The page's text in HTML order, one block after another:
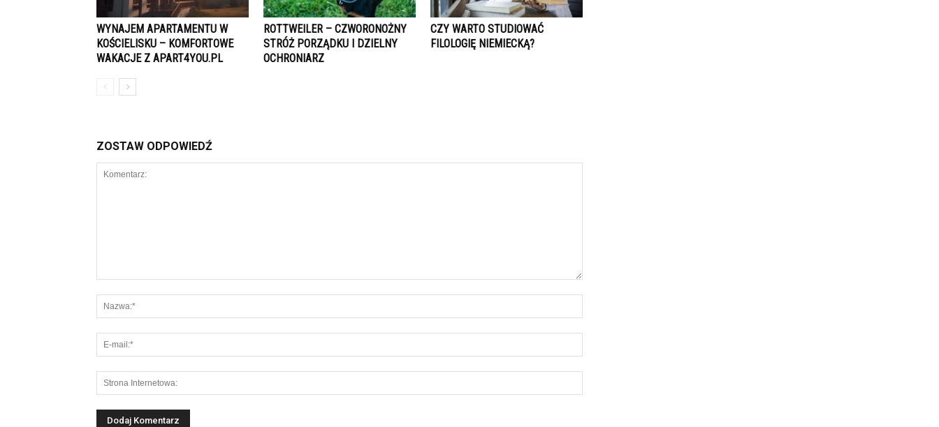
WYNAJEM APARTAMENTU W
KOŚCIELISKU – KOMFORTOWE
WAKACJE Z APART4YOU.PL
ROTTWEILER – CZWORONOŻNY
STRÓŻ PORZĄDKU I DZIELNY
OCHRONIARZ
CZY WARTO STUDIOWAĆ
FILOLOGIĘ NIEMIECKĄ?
ZOSTAW ODPOWIEDŹ